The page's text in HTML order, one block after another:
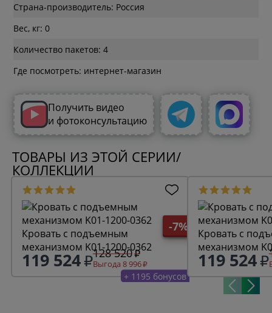
Страна-производитель: Россия
Вес, кг: 0
Количество пакетов: 4
Где посмотреть: интернет-магазин
Получить видео
и фотоконсультацию
ТОВАРЫ ИЗ ЭТОЙ СЕРИИ/
КОЛЛЕКЦИИ
-7%
Кровать с подъемным
механизмом K01-1200-0362
119 524 128 520
Выгода 8 996
+ 1195 бонусов
Кровать с
механизмом
119 524